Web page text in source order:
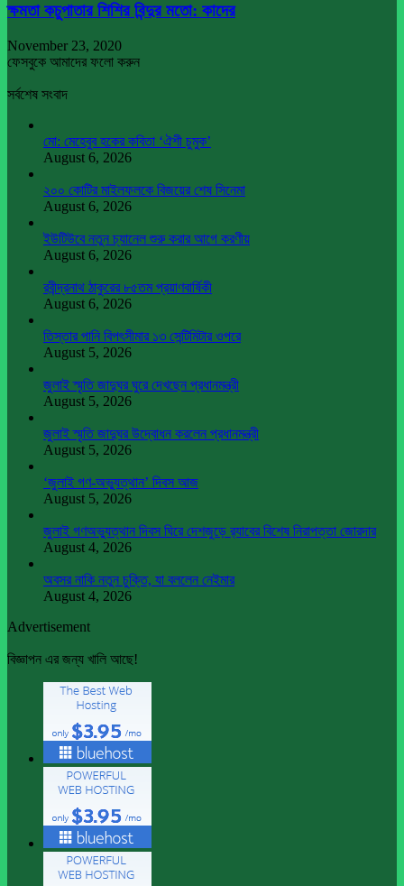
ক্ষমতা কচুপাতার শিশির বিন্দুর মতো: কাদের
November 23, 2020
ফেসবুকে আমাদের ফলো করুন
সর্বশেষ সংবাদ
মো: মেহেবুব হকের কবিতা ‘ঐশী চুমুক’
August 6, 2026
২০০ কোটির মাইলফলকে বিজয়ের শেষ সিনেমা
August 6, 2026
ইউটিউবে নতুন চ্যানেল শুরু করার আগে করণীয়
August 6, 2026
রবীন্দ্রনাথ ঠাকুরের ৮৫তম প্রয়াণবার্ষিকী
August 6, 2026
তিস্তার পানি বিপৎসীমার ১৩ সেন্টিমিটার ওপরে
August 5, 2026
জুলাই স্মৃতি জাদুঘর ঘুরে দেখছেন প্রধানমন্ত্রী
August 5, 2026
জুলাই স্মৃতি জাদুঘর উদ্বোধন করলেন প্রধানমন্ত্রী
August 5, 2026
‘জুলাই গণ-অভ্যুত্থান’ দিবস আজ
August 5, 2026
জুলাই গণঅভ্যুত্থান দিবস ঘিরে দেশজুড়ে র‌্যাবের বিশেষ নিরাপত্তা জোরদার
August 4, 2026
অবসর নাকি নতুন চুক্তি, যা বললেন নেইমার
August 4, 2026
Advertisement
বিজ্ঞাপন এর জন্য খালি আছে!